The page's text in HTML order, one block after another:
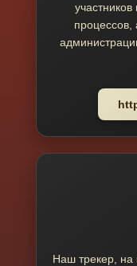
процессов,
Наш трекер, на